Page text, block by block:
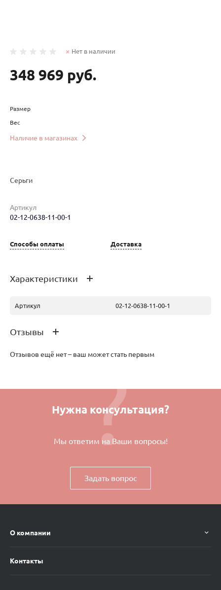
Нет в наличии
348 969 руб.
Размер
Вес
Наличие в магазинах
Наименование товара
Серьги (29847280) 0
Серьги
Артикул
02-12-0638-11-00-1
Способы оплаты Доставка
Характеристики
Артикул 02-12-0638-11-00-1
Отзывы
Отзывов ещё нет – ваш может стать первым
Нужна консультация?
Мы ответим на Ваши вопросы!
Задать вопрос
О компании
Контакты